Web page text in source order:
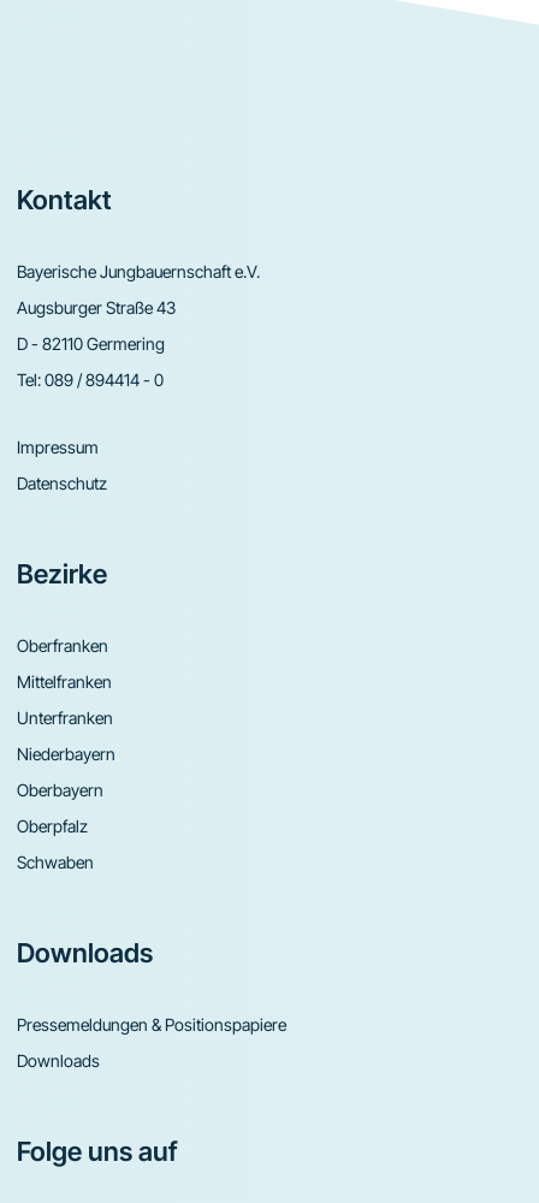
Footer
Kontakt
Bayerische Jungbauernschaft e.V.
Augsburger Straße 43
D - 82110 Germering
Tel:089 / 894414 - 0
Impressum
Datenschutz
Bezirke
Oberfranken
Mittelfranken
Unterfranken
Niederbayern
Oberbayern
Oberpfalz
Schwaben
Downloads
Pressemeldungen & Positionspapiere
Downloads
Folge uns auf